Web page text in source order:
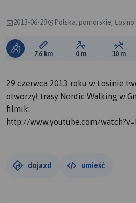
2013-06-29 Polska, pomorskie, Łosino
Długość trasy:
7.6 km Suma
0 m 10 m
29 czerwca 2013 roku w Łosinie
otworzył trasy Nordic Walking w
filmik:
http://www.youtube.com/
dojazd umieść